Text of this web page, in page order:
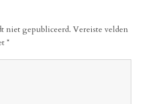
niet gepubliceerd. Vereiste velden
*